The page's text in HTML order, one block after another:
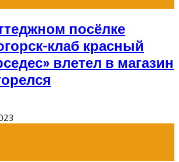
посёлке
клаб красный
влетел в магазин